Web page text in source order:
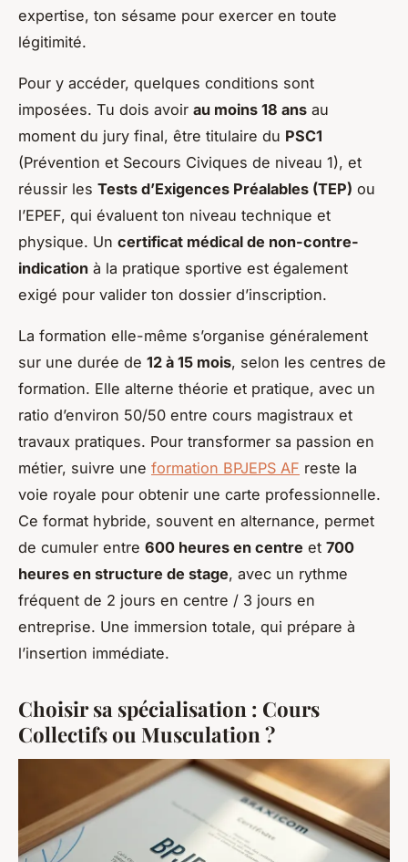
expertise, ton sésame pour exercer en toute
légitimité.
Pour y accéder, quelques conditions sont
imposées. Tu dois avoir au moins 18 ans au
moment du jury final, être titulaire du PSC1
(Prévention et Secours Civiques de niveau 1), et
réussir les Tests d’Exigences Préalables (TEP) ou
l’EPEF, qui évaluent ton niveau technique et
physique. Un certificat médical de non-contre-
indication à la pratique sportive est également
exigé pour valider ton dossier d’inscription.
La formation elle-même s’organise généralement
sur une durée de 12 à 15 mois, selon les centres de
formation. Elle alterne théorie et pratique, avec un
ratio d’environ 50/50 entre cours magistraux et
travaux pratiques. Pour transformer sa passion en
métier, suivre une formation BPJEPS AF reste la
voie royale pour obtenir une carte professionnelle.
Ce format hybride, souvent en alternance, permet
de cumuler entre 600 heures en centre et 700
heures en structure de stage, avec un rythme
fréquent de 2 jours en centre / 3 jours en
entreprise. Une immersion totale, qui prépare à
l’insertion immédiate.
Choisir sa spécialisation : Cours
Collectifs ou Musculation ?